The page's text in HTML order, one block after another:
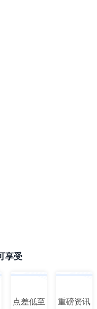
享受
点差低至 重磅资讯